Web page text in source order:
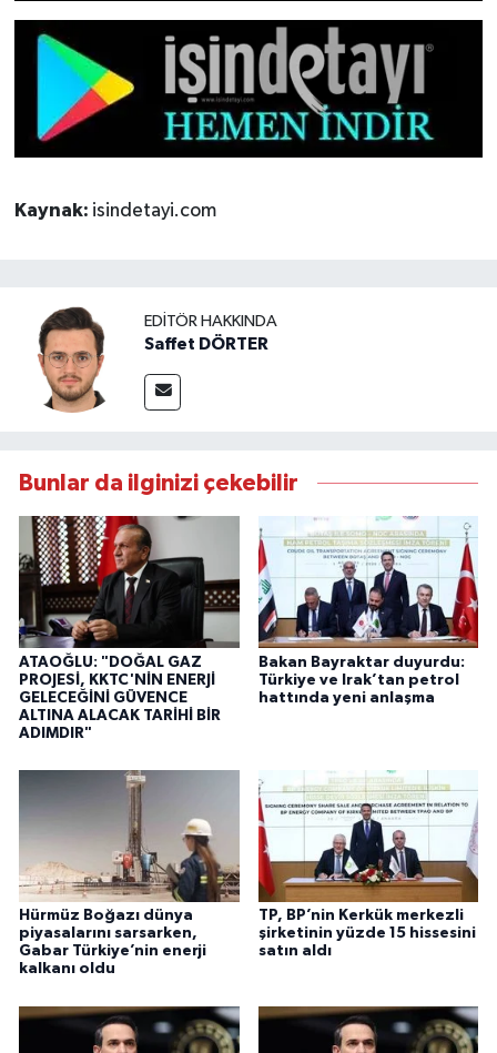
Kaynak: isindetayi.com
EDITÖR HAKKINDA
Saffet DÖRTER
Bunlar da ilginizi çekebilir
ATAOĞLU: "DOĞAL GAZ
PROJESİ, KKTC'NİN ENERJİ
GELECEĞİNİ GÜVENCE
ALTINA ALACAK TARİHİ BİR
ADIMDIR"
Bakan Bayraktar duyurdu:
Türkiye ve Irak’tan petrol
hattında yeni anlaşma
Hürmüz Boğazı dünya
piyasalarını sarsarken,
Gabar Türkiye’nin enerji
kalkanı oldu
TP, BP’nin Kerkük merkezli
şirketinin yüzde 15 hissesini
satın aldı